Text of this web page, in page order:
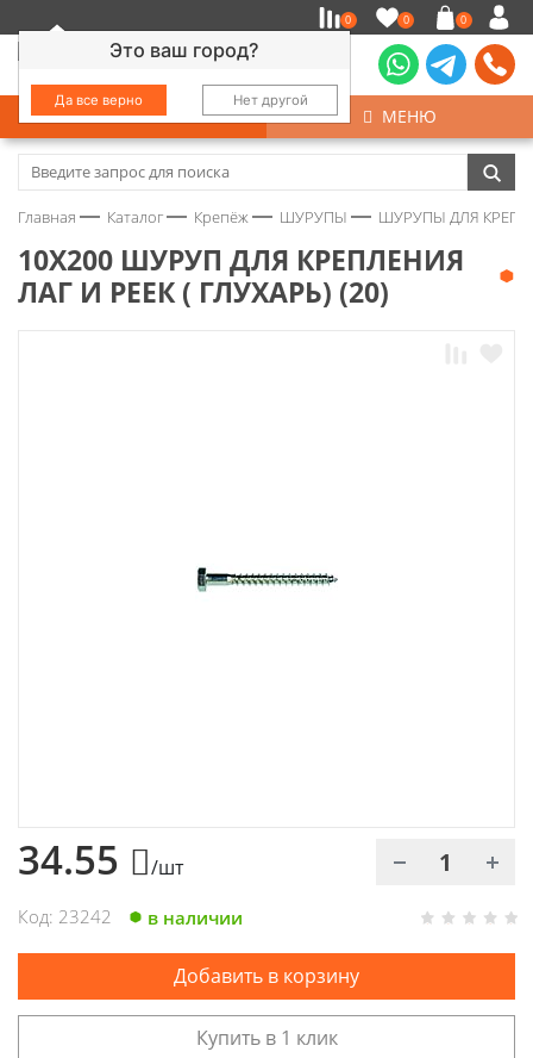
Это ваш город?
Да все верно Нет другой
0 0 0
КАТАЛОГ МЕНЮ
Замочно-скобяные изделия
Колеса
Главная Каталог Крепёж ШУРУПЫ ШУРУПЫ ДЛЯ
10Х200 ШУРУП ДЛЯ КРЕПЛЕНИЯ
ЛАГ И РЕЕК ( ГЛУХАРЬ) (20)
34.55 /шт
Код: 23242 в наличии
Добавить в корзину
Купить в 1 клик